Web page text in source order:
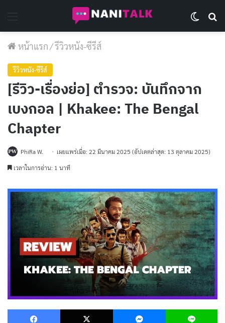
หน้าแรก/รีวิวหนัง-ซีรีส์
รีวิวหนัง-ซีรีส์
[รีวิว-เรื่องย่อ] ตำรวจ: บันทึกจาก
เบงกอล | Khakee: The Bengal
Chapter
PhiRa W. เผยแพร่เมื่อ: 22 มีนาคม 2025 (อัปเดตล่าสุด: 13 ตุลาคม 2025)
เวลาในการอ่าน: 1 นาที
Facebook X Messenger